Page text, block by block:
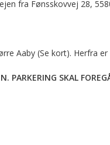
fra Fønsskovvej 28,
Aaby (Se kort). Herfra
SKAL